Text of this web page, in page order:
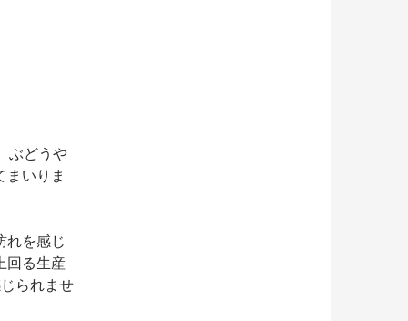
ぶどうや
まいりま
れを感じ
回る生産
られませ